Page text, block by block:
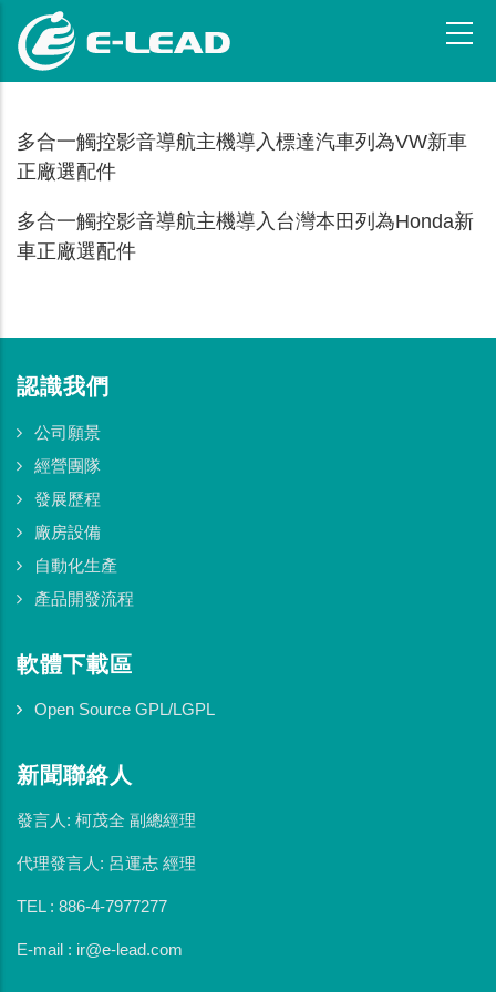
多合一觸控影音導航主機導入標達汽車列為VW新車
正廠選配件
多合一觸控影音導航主機導入台灣本田列為Honda新
車正廠選配件
認識我們
公司願景
經營團隊
發展歷程
廠房設備
自動化生產
產品開發流程
軟體下載區
Open Source GPL/LGPL
新聞聯絡人
發言人: 柯茂全 副總經理
代理發言人: 呂運志 經理
TEL : 886-4-7977277
E-mail : ir@e-lead.com